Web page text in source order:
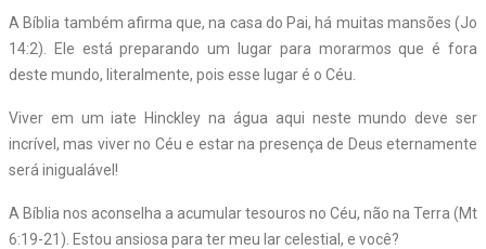
A Bíblia também afirma que, na casa do Pai, há muitas mansões (Jo
14:2). Ele está preparando um lugar para morarmos que é fora
deste mundo, literalmente, pois esse lugar é o Céu.
Viver em um iate Hinckley na água aqui neste mundo deve ser
incrível, mas viver no Céu e estar na presença de Deus eternamente
será inigualável!
A Bíblia nos aconselha a acumular tesouros no Céu, não na Terra (Mt
6:19-21). Estou ansiosa para ter meu lar celestial, e você?